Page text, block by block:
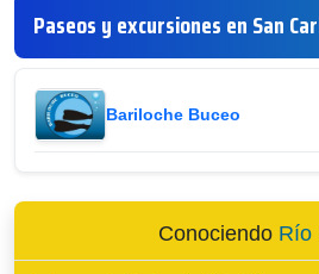
Paseos y excursiones en San
Bariloche Buceo
Conociendo Río